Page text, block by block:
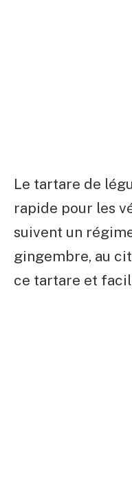
Le tartare de
rapide pour les
suivent un
gingembre, au
ce tartare et